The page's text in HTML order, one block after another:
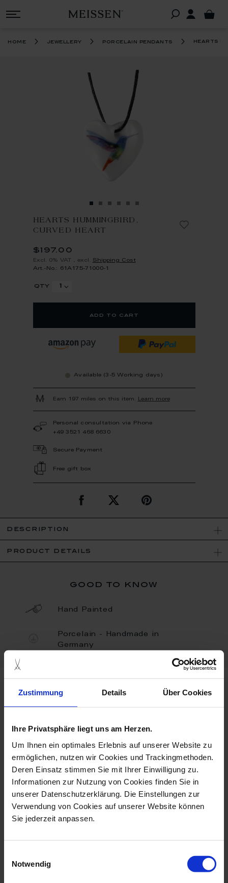
Zustimmung Details Über Cookies
Ihre Privatsphäre liegt uns am Herzen.
Um Ihnen ein optimales Erlebnis auf unserer Website zu
ermöglichen, nutzen wir Cookies und Trackingmethoden.
Deren Einsatz stimmen Sie mit Ihrer Einwilligung zu.
Informationen zur Nutzung von Cookies finden Sie in
unserer Datenschutzerklärung. Die Einstellungen zur
Verwendung von Cookies auf unserer Website können
Sie jederzeit anpassen.
Notwendig
home jewellery porcelain pendants hearts
HEARTS HUMMINGBIRD,
CURVED HEART
$197.00
Excl. 0% VAT excl. Shipping Cost
Art.-No.: 61A175-71000-1
qty
add to cart
Available (3-5 Working days)
Earn 197 miles on this item. Learn more
Personal consultation via Phone
+49 3521 468 6630
Secure Payment
Free gift box
description
product details
good to know
Hand Painted
Porcelain - Handmade in
Germany
more products from the heart
Pendant Heart Medium,
Available
Pendant Swinging Heart,